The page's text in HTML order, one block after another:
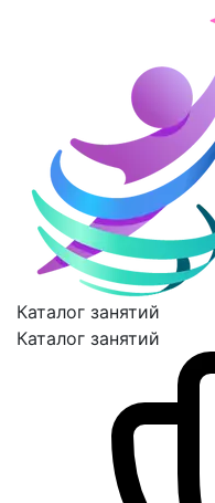
Каталог занятий
Каталог занятий